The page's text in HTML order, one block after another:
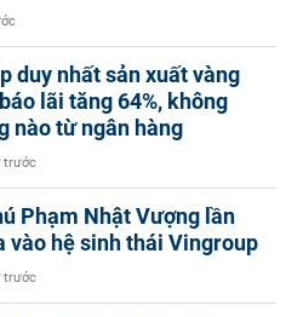
duy nhất sản xuất vàng
lãi tăng 64%, không
nào từ ngân hàng
trước
Phạm Nhật Vượng lần
vào hệ sinh thái Vingroup
trước